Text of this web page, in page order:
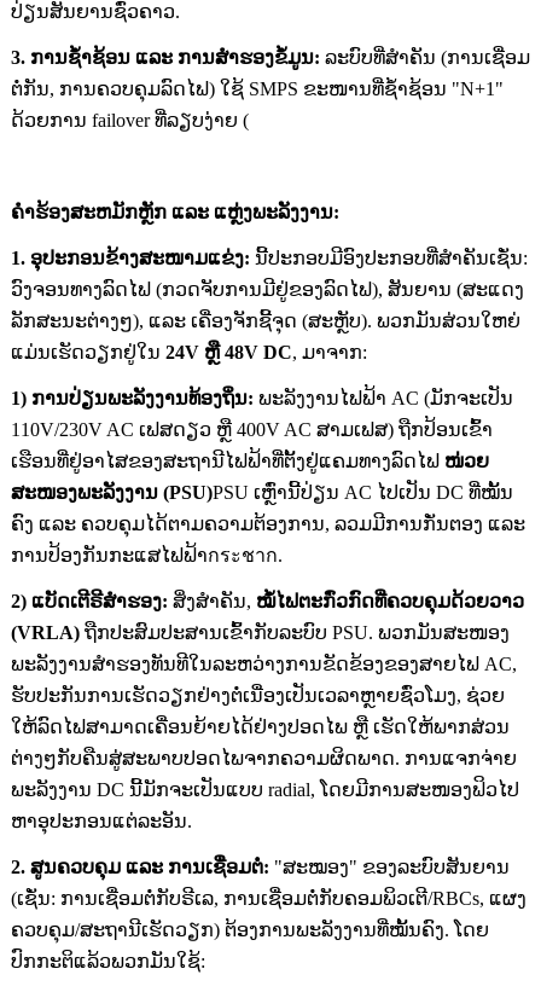
ປ່ຽນສັນຍານຊົ່ວຄາວ.
3. ການຊໍ້າຊ້ອນ ແລະ ການສຳຮອງຂໍ້ມູນ: ລະບົບທີ່ສຳຄັນ (ການເຊື່ອມ
ຕໍ່ກັນ, ການຄວບຄຸມລົດໄຟ) ໃຊ້ SMPS ຂະໜານທີ່ຊໍ້າຊ້ອນ "N+1"
ດ້ວຍການ failover ທີ່ລຽບງ່າຍ (
ຄໍາຮ້ອງສະຫມັກຫຼັກ ແລະ ແຫຼ່ງພະລັງງານ:
1. ອຸປະກອນຂ້າງສະໜາມແຂ່ງ: ນີ້ປະກອບມີອົງປະກອບທີ່ສຳຄັນເຊັ່ນ:
ວົງຈອນທາງລົດໄຟ (ກວດຈັບການມີຢູ່ຂອງລົດໄຟ), ສັນຍານ (ສະແດງ
ລັກສະນະຕ່າງໆ), ແລະ ເຄື່ອງຈັກຊີ້ຈຸດ (ສະຫຼັບ). ພວກມັນສ່ວນໃຫຍ່
ແມ່ນເຮັດວຽກຢູ່ໃນ 24V ຫຼື 48V DC, ມາຈາກ:
1) ການປ່ຽນພະລັງງານທ້ອງຖິ່ນ: ພະລັງງານໄຟຟ້າ AC (ມັກຈະເປັນ
110V/230V AC ເຟສດຽວ ຫຼື 400V AC ສາມເຟສ) ຖືກປ້ອນເຂົ້າ
ເຮືອນທີ່ຢູ່ອາໄສຂອງສະຖານີໄຟຟ້າທີ່ຕັ້ງຢູ່ແຄມທາງລົດໄຟ ໜ່ວຍ
ສະໜອງພະລັງງານ (PSU)PSU ເຫຼົ່ານີ້ປ່ຽນ AC ໄປເປັນ DC ທີ່ໝັ້ນ
ຄົງ ແລະ ຄວບຄຸມໄດ້ຕາມຄວາມຕ້ອງການ, ລວມມີການກັ່ນຕອງ ແລະ
ການປ້ອງກັນກະແສໄຟຟ້າกระชาก.
2) ແບັດເຕີຣີສຳຮອງ: ສິ່ງສຳຄັນ, ໝໍ້ໄຟຕະກົ່ວກົດທີ່ຄວບຄຸມດ້ວຍວາວ
(VRLA)ຖືກປະສົມປະສານເຂົ້າກັບລະບົບ PSU. ພວກມັນສະໜອງ
ພະລັງງານສຳຮອງທັນທີໃນລະຫວ່າງການຂັດຂ້ອງຂອງສາຍໄຟ AC,
ຮັບປະກັນການເຮັດວຽກຢ່າງຕໍ່ເນື່ອງເປັນເວລາຫຼາຍຊົ່ວໂມງ, ຊ່ວຍ
ໃຫ້ລົດໄຟສາມາດເຄື່ອນຍ້າຍໄດ້ຢ່າງປອດໄພ ຫຼື ເຮັດໃຫ້ພາກສ່ວນ
ຕ່າງໆກັບຄືນສູ່ສະພາບປອດໄພຈາກຄວາມຜິດພາດ. ການແຈກຈ່າຍ
ພະລັງງານ DC ນີ້ມັກຈະເປັນແບບ radial, ໂດຍມີການສະໜອງຟິວໄປ
ຫາອຸປະກອນແຕ່ລະອັນ.
2. ສູນຄວບຄຸມ ແລະ ການເຊື່ອມຕໍ່: "ສະໝອງ" ຂອງລະບົບສັນຍານ
(ເຊັ່ນ: ການເຊື່ອມຕໍ່ກັບຣີເລ, ການເຊື່ອມຕໍ່ກັບຄອມພິວເຕີ/RBCs, ແຜງ
ຄວບຄຸມ/ສະຖານີເຮັດວຽກ) ຕ້ອງການພະລັງງານທີ່ໝັ້ນຄົງ. ໂດຍ
ປົກກະຕິແລ້ວພວກມັນໃຊ້: